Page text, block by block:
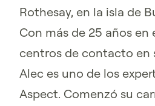
Rothesay, en la isla de
Con más de 25 años en
centros de contacto en
Alec es uno de los
Aspect. Comenzó su